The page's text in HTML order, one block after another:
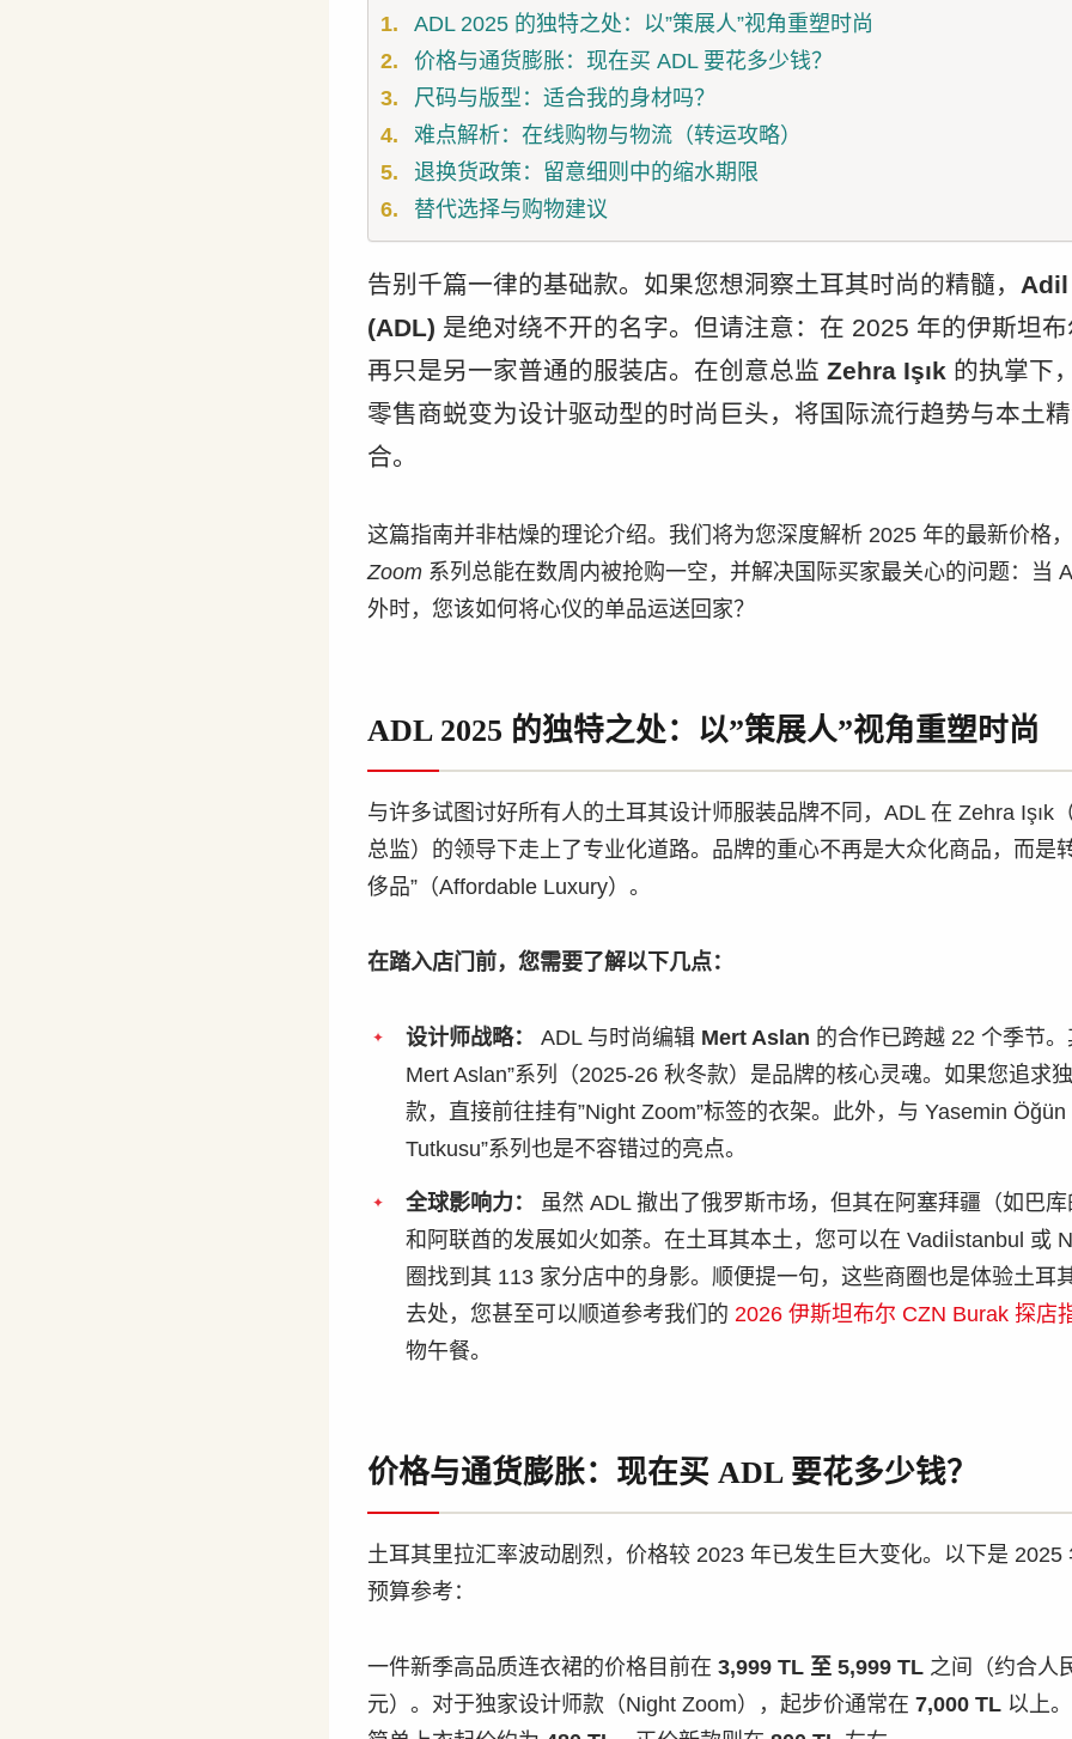
ADL 2025 的独特之处：以”策展人”视角重塑时尚
价格与通货膨胀：现在买 ADL 要花多少钱？
尺码与版型：适合我的身材吗？
难点解析：在线购物与物流（转运攻略）
退换货政策：留意细则中的缩水期限
替代选择与购物建议
告别千篇一律的基础款。如果您想洞察土耳其时尚的精髓， Adil
(ADL) 是绝对绕不开的名字。但请注意：在 2025 年的伊斯坦
再只是另一家普通的服装店。在创意总监 Zehra Işık 的执掌下
零售商蜕变为设计驱动型的时尚巨头，将国际流行趋势与本土
合。
这篇指南并非枯燥的理论介绍。我们将为您深度解析 2025 年的最新价格
Zoom 系列总能在数周内被抢购一空，并解决国际买家最关心的问题：当
外时，您该如何将心仪的单品运送回家？
ADL 2025 的独特之处：以”策展人”视角重塑时尚
与许多试图讨好所有人的土耳其设计师服装品牌不同，ADL 在 Zehra Işık
总监）的领导下走上了专业化道路。品牌的重心不再是大众化商品，而是
侈品”（Affordable Luxury）。
在踏入店门前，您需要了解以下几点：
设计师战略： ADL 与时尚编辑 Mert Aslan 的合作已跨越 22 个季节
Mert Aslan”系列（2025-26 秋冬款）是品牌的核心灵魂。如果您追求
款，直接前往挂有”Night Zoom”标签的衣架。此外，与 Yasemin Öğün
Tutkusu”系列也是不容错过的亮点。
全球影响力：
虽然 ADL 撤出了俄罗斯市场，但其在阿塞拜疆（如巴
和阿联酋的发展如火如荼。在土耳其本土，您可以在 Vadiİstanbul 或
圈找到其 113 家分店中的身影。顺便提一句，这些商圈也是体验土耳
去处，您甚至可以顺道参考我们的 2026 伊斯坦布尔 CZN Burak 探店
物午餐。
价格与通货膨胀：现在买 ADL 要花多少钱？
土耳其里拉汇率波动剧烈，价格较 2023 年已发生巨大变化。以下是 2025
预算参考：
一件新季高品质连衣裙的价格目前在 3,999 TL 至 5,999 TL 之间（约合人
元）。对于独家设计师款（Night Zoom），起步价通常在 7,000 TL 以上